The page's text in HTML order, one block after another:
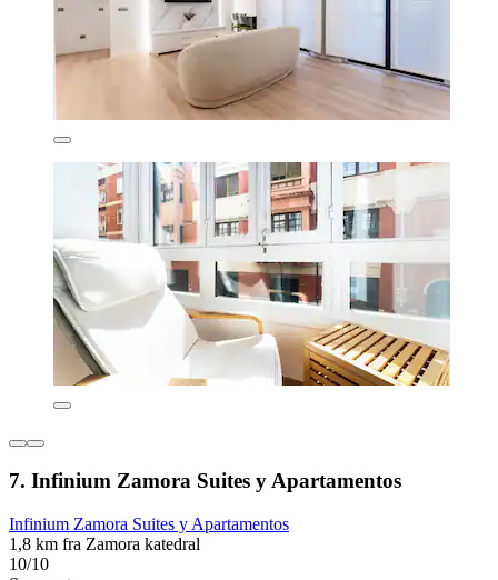
7. Infinium Zamora Suites y Apartamentos
Infinium Zamora Suites y Apartamentos
1,8 km fra Zamora katedral
10/10